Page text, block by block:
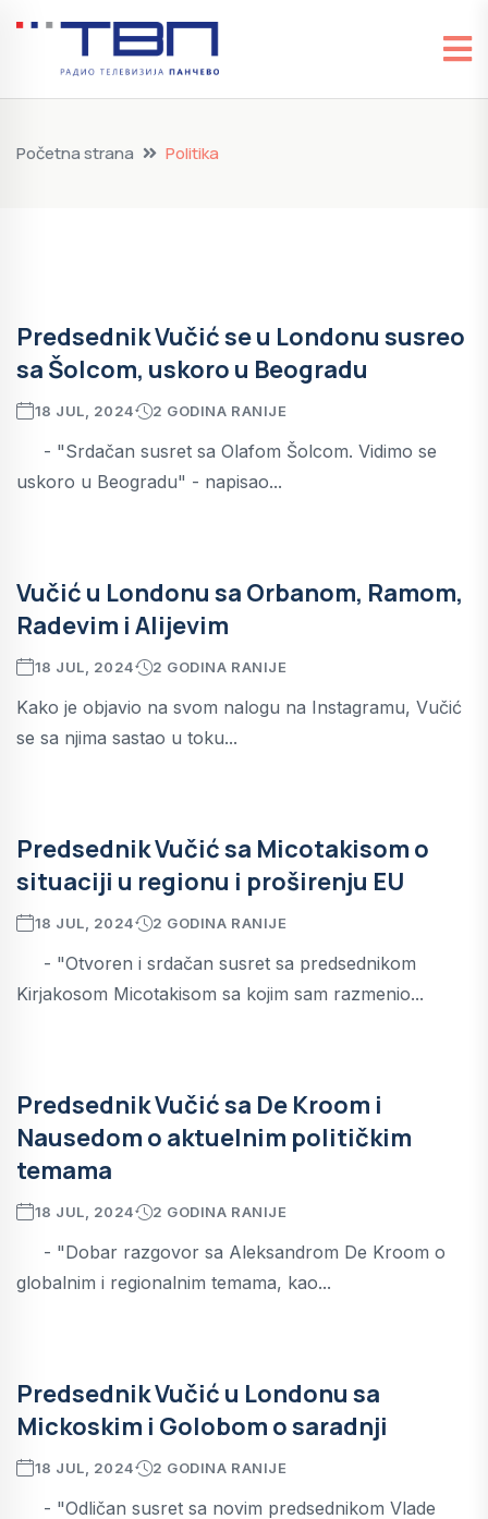
Početna strana Politika
Predsednik Vučić se u Londonu susreo
sa Šolcom, uskoro u Beogradu
18 JUL, 2024 2 GODINA RANIJE
- "Srdačan susret sa Olafom Šolcom. Vidimo se
uskoro u Beogradu" - napisao...
Vučić u Londonu sa Orbanom, Ramom,
Radevim i Alijevim
18 JUL, 2024 2 GODINA RANIJE
Kako je objavio na svom nalogu na Instagramu, Vučić
se sa njima sastao u toku...
Predsednik Vučić sa Micotakisom o
situaciji u regionu i proširenju EU
18 JUL, 2024 2 GODINA RANIJE
- "Otvoren i srdačan susret sa predsednikom
Kirjakosom Micotakisom sa kojim sam razmenio...
Predsednik Vučić sa De Kroom i
Nausedom o aktuelnim političkim
temama
18 JUL, 2024 2 GODINA RANIJE
- "Dobar razgovor sa Aleksandrom De Kroom o
globalnim i regionalnim temama, kao...
Predsednik Vučić u Londonu sa
Mickoskim i Golobom o saradnji
18 JUL, 2024 2 GODINA RANIJE
- "Odličan susret sa novim predsednikom Vlade